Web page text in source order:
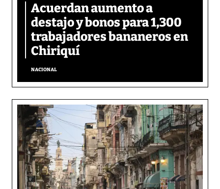
Acuerdan aumento a
destajo y bonos para 1,300
trabajadores bananeros en
Chiriquí
NACIONAL